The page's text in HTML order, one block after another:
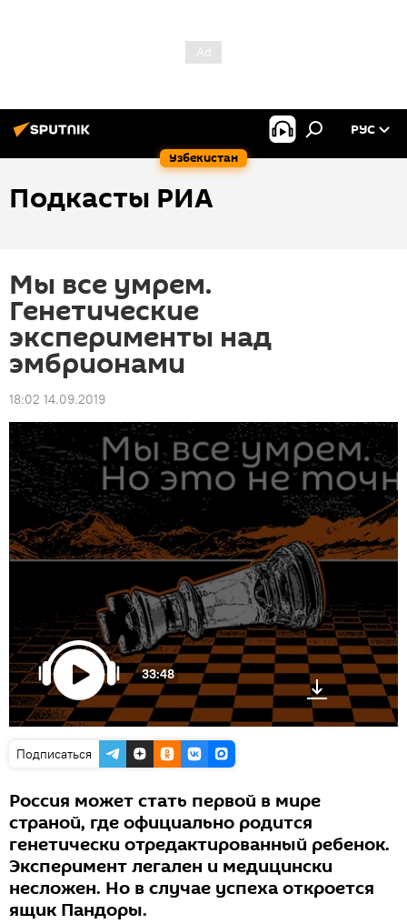
Узбекистан
РУС
Подкасты РИА
Мы все умрем.
Генетические
эксперименты над
эмбрионами
18:02 14.09.2019
33:48
Подписаться
Россия может стать первой в мире
страной, где официально родится
генетически отредактированный ребенок.
Эксперимент легален и медицински
несложен. Но в случае успеха откроется
ящик Пандоры.